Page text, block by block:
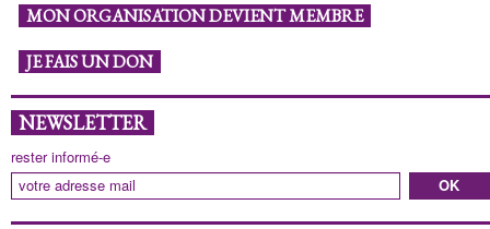
MON ORGANISATION DEVIENT MEMBRE
JE FAIS UN DON
NEWSLETTER
rester informé-e